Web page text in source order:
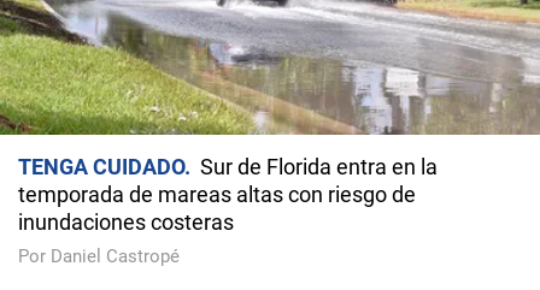
TENGA CUIDADO
Sur de Florida entra en la
temporada de mareas altas con riesgo de
inundaciones costeras
Por Daniel Castropé